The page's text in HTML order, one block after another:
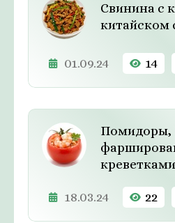
Свинина с
китайском
01.09.24 14
Помидоры,
креветками
18.03.24 22